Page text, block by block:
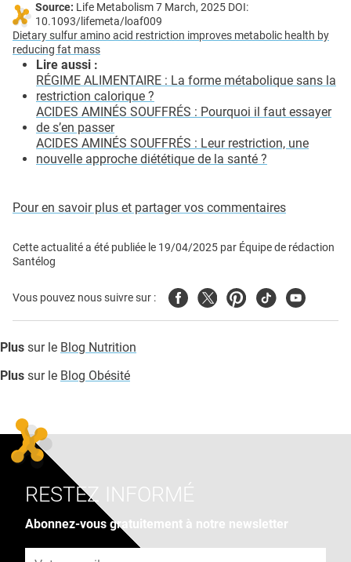
Source: Life Metabolism 7 March, 2025 DOI:
10.1093/lifemeta/loaf009
Dietary sulfur amino acid restriction improves metabolic health by
reducing fat mass
Lire aussi :
RÉGIME ALIMENTAIRE : La forme métabolique sans la
restriction calorique ?
ACIDES AMINÉS SOUFFRÉS : Pourquoi il faut essayer
de s’en passer
ACIDES AMINÉS SOUFFRÉS : Leur restriction, une
nouvelle approche diététique de la santé ?
Pour en savoir plus et partager vos commentaires
Cette actualité a été publiée le 19/04/2025 par Équipe de rédaction
Santélog
Vous pouvez nous suivre sur : FacebookTwitterPinterest
TiktokYoutube
Plus sur le Blog Nutrition
Plus sur le Blog Obésité
RESTEZ INFORMÉ
Abonnez-vous gratuitement à notre newsletter